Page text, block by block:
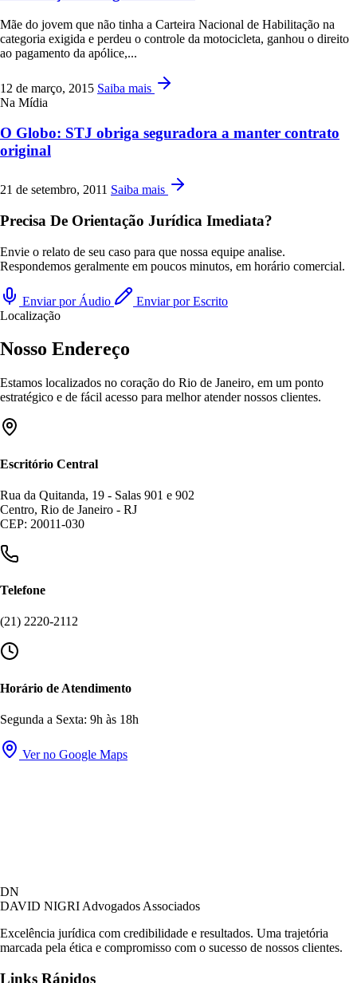
Mãe do jovem que não tinha a Carteira Nacional de Habilitação na
categoria exigida e perdeu o controle da motocicleta, ganhou o direito
ao pagamento da apólice,...
12 de março, 2015 Saiba mais
Na Mídia
O Globo: STJ obriga seguradora a manter contrato
original
21 de setembro, 2011 Saiba mais
Precisa De Orientação Jurídica Imediata?
Envie o relato de seu caso para que nossa equipe analise.
Respondemos geralmente em poucos minutos, em horário comercial.
Enviar por Áudio
Enviar por Escrito
Localização
Nosso Endereço
Estamos localizados no coração do Rio de Janeiro, em um ponto
estratégico e de fácil acesso para melhor atender nossos clientes.
Escritório Central
Rua da Quitanda, 19 - Salas 901 e 902
Centro, Rio de Janeiro - RJ
CEP: 20011-030
Telefone
(21) 2220-2112
Horário de Atendimento
Segunda a Sexta: 9h às 18h
Ver no Google Maps
DN
DAVID NIGRI Advogados Associados
Excelência jurídica com credibilidade e resultados. Uma trajetória
marcada pela ética e compromisso com o sucesso de nossos clientes.
Links Rápidos
Online agora